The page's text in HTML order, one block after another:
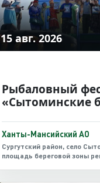
15 авг. 2026
Рыбаловный
«Сытоминские
Ханты-Мансийский АО
Сургутский район, село
площадь береговой зоны